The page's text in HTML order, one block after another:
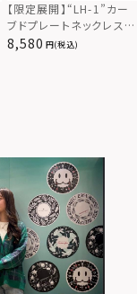
【限定展開】“LH-1”カー
ブドプレートネックレス/
サージカルステンレス（金
8,580 (税込)